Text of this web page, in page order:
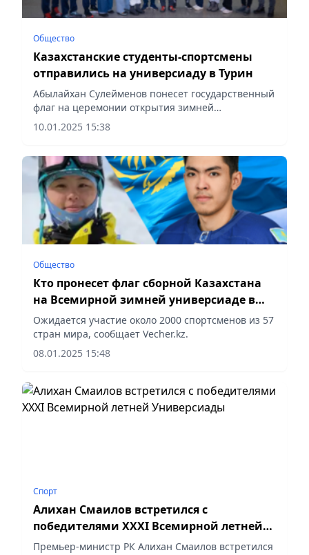
Общество
Казахстанские студенты-спортсмены
отправились на универсиаду в Турин
Абылайхан Сулейменов понесет государственный
флаг на церемонии открытия зимней
универсиады, сообщает Vecher.kz.
10.01.2025 15:38
Общество
Кто пронесет флаг сборной Казахстана
на Всемирной зимней универсиаде в
Турине
Ожидается участие около 2000 спортсменов из 57
стран мира, сообщает Vecher.kz.
08.01.2025 15:48
Спорт
Алихан Смаилов встретился с
победителями ХХХI Всемирной летней
Универсиады
Премьер-министр РК Алихан Смаилов встретился